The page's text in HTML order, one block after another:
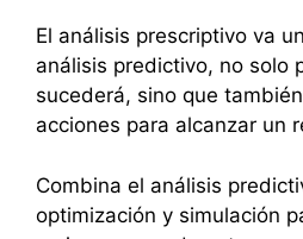
El análisis prescriptivo va
análisis predictivo, no solo
sucederá, sino que
acciones para alcanzar un
Combina el análisis
optimización y simulación